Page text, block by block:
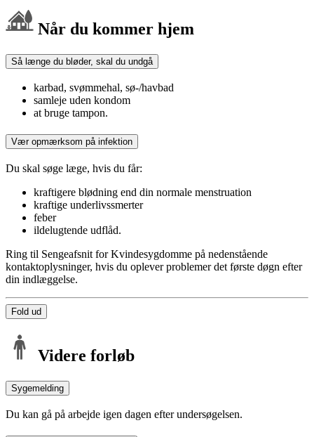
Når du kommer hjem
Så længe du bløder, skal du undgå
karbad, svømmehal, sø-/havbad
samleje uden kondom
at bruge tampon.
Vær opmærksom på infektion
Du skal søge læge, hvis du får:
kraftigere blødning end din normale menstruation
kraftige underlivssmerter
feber
ildelugtende udflåd.
Ring til Sengeafsnit for Kvindesygdomme på nedenstående
kontaktoplysninger, hvis du oplever problemer det første døgn efter
din indlæggelse.
Fold ud
Videre forløb
Sygemelding
Du kan gå på arbejde igen dagen efter undersøgelsen.